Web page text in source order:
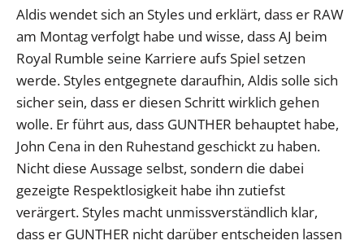
Aldis wendet sich an Styles und erklärt, dass er RAW
am Montag verfolgt habe und wisse, dass AJ beim
Royal Rumble seine Karriere aufs Spiel setzen
werde. Styles entgegnete daraufhin, Aldis solle sich
sicher sein, dass er diesen Schritt wirklich gehen
wolle. Er führt aus, dass GUNTHER behauptet habe,
John Cena in den Ruhestand geschickt zu haben.
Nicht diese Aussage selbst, sondern die dabei
gezeigte Respektlosigkeit habe ihn zutiefst
verärgert. Styles macht unmissverständlich klar,
dass er GUNTHER nicht darüber entscheiden lassen